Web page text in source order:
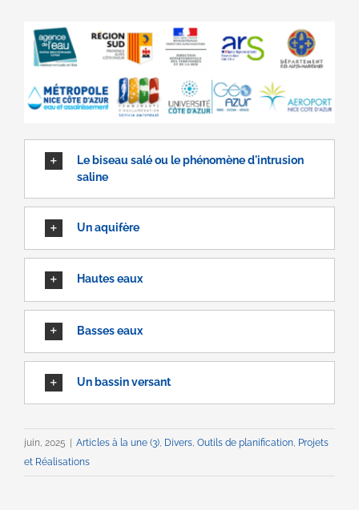
Le biseau salé ou le phénomène d'intrusion
saline
Un aquifère
Hautes eaux
Basses eaux
Un bassin versant
juin, 2025 Articles à la une (3), Divers, Outils de planification, Projets
et Réalisations